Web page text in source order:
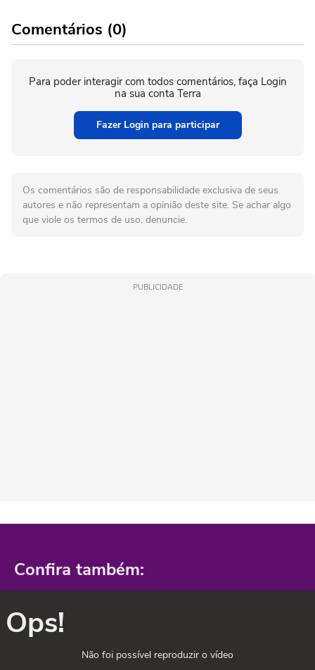
Comentários (0)
Para poder interagir com todos comentários, faça Login
na sua conta Terra
Fazer Login para participar
Os comentários são de responsabilidade exclusiva de seus
autores e não representam a opinião deste site. Se achar algo
que viole os termos de uso, denuncie.
PUBLICIDADE
Confira também:
Ops!
Não foi possível reproduzir o vídeo